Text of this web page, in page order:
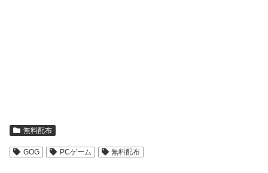
無料配布
GOG PCゲーム 無料配布